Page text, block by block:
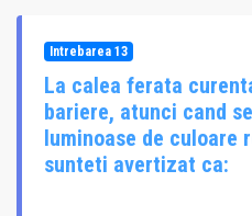
Intrebarea 13
La calea ferata
bariere, atunci cand
luminoase de culoare
sunteti avertizat ca: